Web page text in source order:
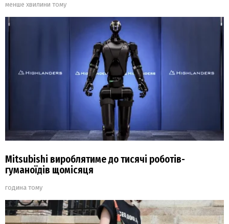
менше хвилини тому
Mitsubishi вироблятиме до тисячі роботів-
гуманоїдів щомісяця
година тому